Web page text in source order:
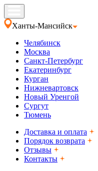
Ханты-Мансийск
Челябинск
Москва
Санкт-Петербург
Екатеринбург
Курган
Нижневартовск
Новый Уренгой
Сургут
Тюмень
Доставка и оплата
Порядок возврата
Отзывы
Контакты